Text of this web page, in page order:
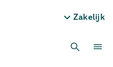
Zakelijk